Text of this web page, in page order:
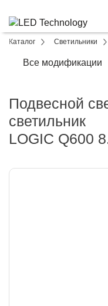
Каталог Светильники
Все модификации
Подвесной
светильник
LOGIC Q600